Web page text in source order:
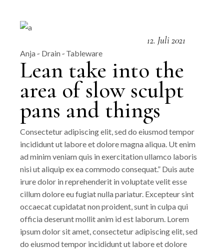
12. Juli 2021
Anja Drain Tableware
Lean take into the
area of slow sculpt
pans and things
Consectetur adipiscing elit, sed do eiusmod tempor
incididunt ut labore et dolore magna aliqua. Ut enim
ad minim veniam quis in exercitation ullamco laboris
nisi ut aliquip ex ea commodo consequat.” Duis aute
irure dolor in reprehenderit in voluptate velit esse
cillum dolore eu fugiat nulla pariatur. Excepteur sint
occaecat cupidatat non proident, sunt in culpa qui
officia deserunt mollit anim id est laborum. Lorem
ipsum dolor sit amet, consectetur adipiscing elit, sed
do eiusmod tempor incididunt ut labore et dolore